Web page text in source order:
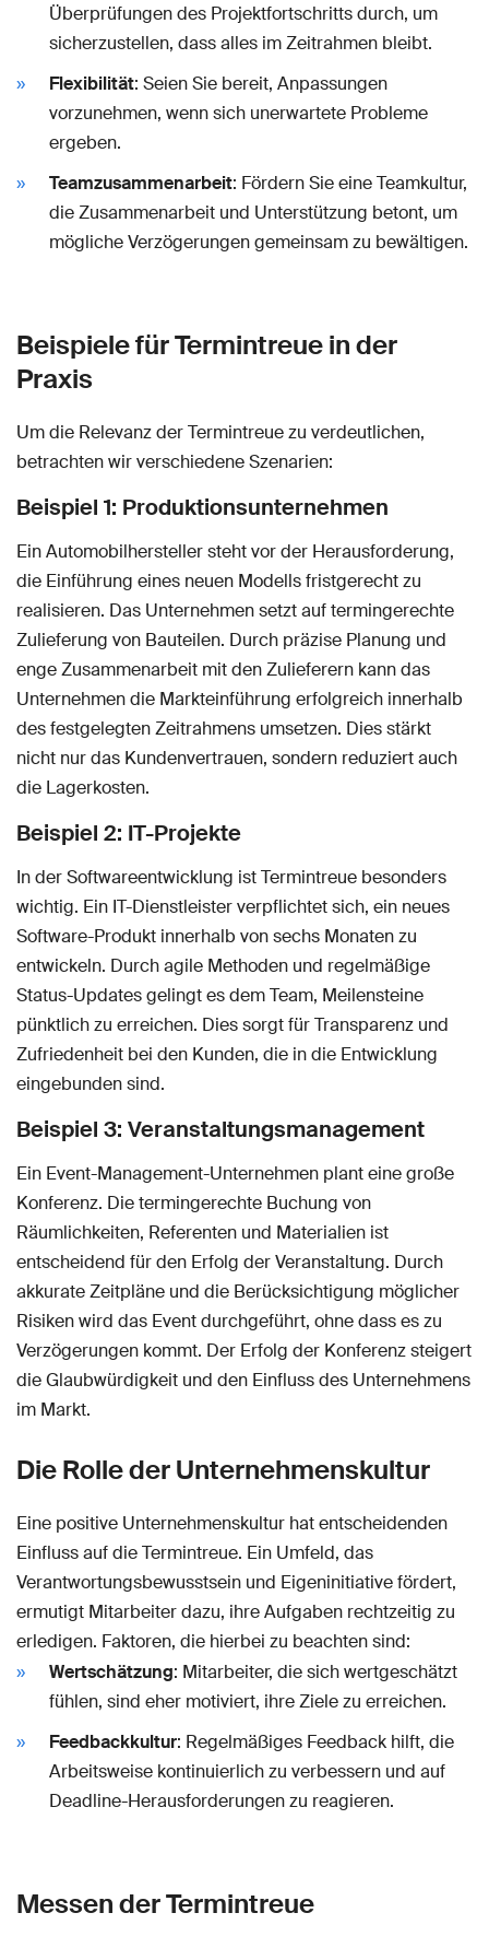
Überprüfungen des Projektfortschritts durch, um
sicherzustellen, dass alles im Zeitrahmen bleibt.
Flexibilität: Seien Sie bereit, Anpassungen
vorzunehmen, wenn sich unerwartete Probleme
ergeben.
Teamzusammenarbeit: Fördern Sie eine Teamkultur,
die Zusammenarbeit und Unterstützung betont, um
mögliche Verzögerungen gemeinsam zu bewältigen.
Beispiele für Termintreue in der
Praxis
Um die Relevanz der Termintreue zu verdeutlichen,
betrachten wir verschiedene Szenarien:
Beispiel 1: Produktionsunternehmen
Ein Automobilhersteller steht vor der Herausforderung,
die Einführung eines neuen Modells fristgerecht zu
realisieren. Das Unternehmen setzt auf termingerechte
Zulieferung von Bauteilen. Durch präzise Planung und
enge Zusammenarbeit mit den Zulieferern kann das
Unternehmen die Markteinführung erfolgreich innerhalb
des festgelegten Zeitrahmens umsetzen. Dies stärkt
nicht nur das Kundenvertrauen, sondern reduziert auch
die Lagerkosten.
Beispiel 2: IT-Projekte
In der Softwareentwicklung ist Termintreue besonders
wichtig. Ein IT-Dienstleister verpflichtet sich, ein neues
Software-Produkt innerhalb von sechs Monaten zu
entwickeln. Durch agile Methoden und regelmäßige
Status-Updates gelingt es dem Team, Meilensteine
pünktlich zu erreichen. Dies sorgt für Transparenz und
Zufriedenheit bei den Kunden, die in die Entwicklung
eingebunden sind.
Beispiel 3: Veranstaltungsmanagement
Ein Event-Management-Unternehmen plant eine große
Konferenz. Die termingerechte Buchung von
Räumlichkeiten, Referenten und Materialien ist
entscheidend für den Erfolg der Veranstaltung. Durch
akkurate Zeitpläne und die Berücksichtigung möglicher
Risiken wird das Event durchgeführt, ohne dass es zu
Verzögerungen kommt. Der Erfolg der Konferenz steigert
die Glaubwürdigkeit und den Einfluss des Unternehmens
im Markt.
Die Rolle der Unternehmenskultur
Eine positive Unternehmenskultur hat entscheidenden
Einfluss auf die Termintreue. Ein Umfeld, das
Verantwortungsbewusstsein und Eigeninitiative fördert,
ermutigt Mitarbeiter dazu, ihre Aufgaben rechtzeitig zu
erledigen. Faktoren, die hierbei zu beachten sind:
Wertschätzung: Mitarbeiter, die sich wertgeschätzt
fühlen, sind eher motiviert, ihre Ziele zu erreichen.
Feedbackkultur: Regelmäßiges Feedback hilft, die
Arbeitsweise kontinuierlich zu verbessern und auf
Deadline-Herausforderungen zu reagieren.
Messen der Termintreue